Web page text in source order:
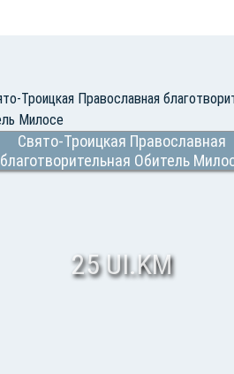
Свято-Троицкая Православная
благотворительная Обитель
25 UI.KM